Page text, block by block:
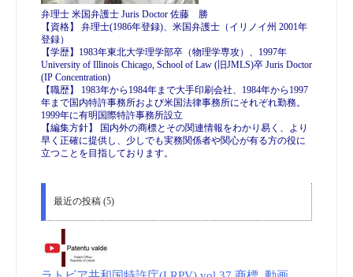
弁理士 米国弁護士 Juris Doctor 佐藤 勝
【資格】 弁理士(1986年登録)、米国弁護士（イリノイ州 2001年
登録）
【学歴】1983年東北大学理学部卒（物理学専攻）、1997年
University of Illinois Chicago, School of Law (旧JMLS)卒 Juris Doctor
(IP Concentration)
【職歴】 1983年から1984年まで大手印刷会社、1984年から1997
年まで国内特許事務所および米国法律事務所にそれぞれ勤務。
1999年に有明国際特許事務所設立
【編集方針】 国内外の商標とその関連情報をわかり易く、より
早く正確に提供し、少しでも実務関係者や関心が有る方の役に
立つことを目指しております。
最近の投稿 (5)